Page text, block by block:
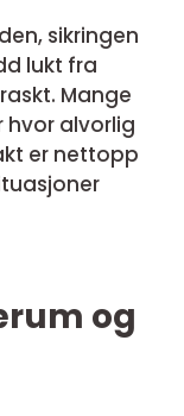
sikringen
lukt fra
Mange
hvor alvorlig
er nettopp
og